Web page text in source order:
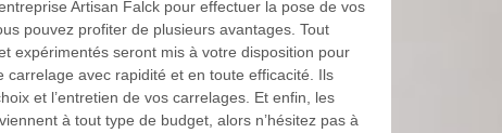
Artisan Falck pour effectuer la pose de vos
pouvez profiter de plusieurs avantages. Tout
expérimentés seront mis à votre disposition pour
carrelage avec rapidité et en toute efficacité. Ils
et l’entretien de vos carrelages. Et enfin, les
à tout type de budget, alors n’hésitez pas à